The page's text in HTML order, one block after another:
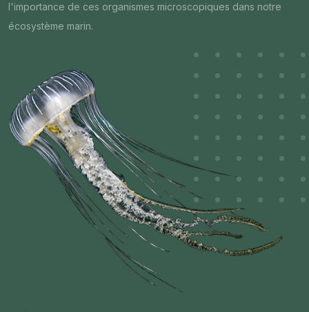
l'importance de ces organismes microscopiques dans notre
écosystème marin.